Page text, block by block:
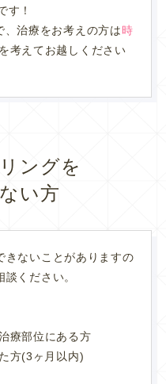
す！
治療をお考えの方は時
を考えてお越しください
ングを
い方
きないことがありますの
ください。
療部位にある方
方(3ヶ月以内)